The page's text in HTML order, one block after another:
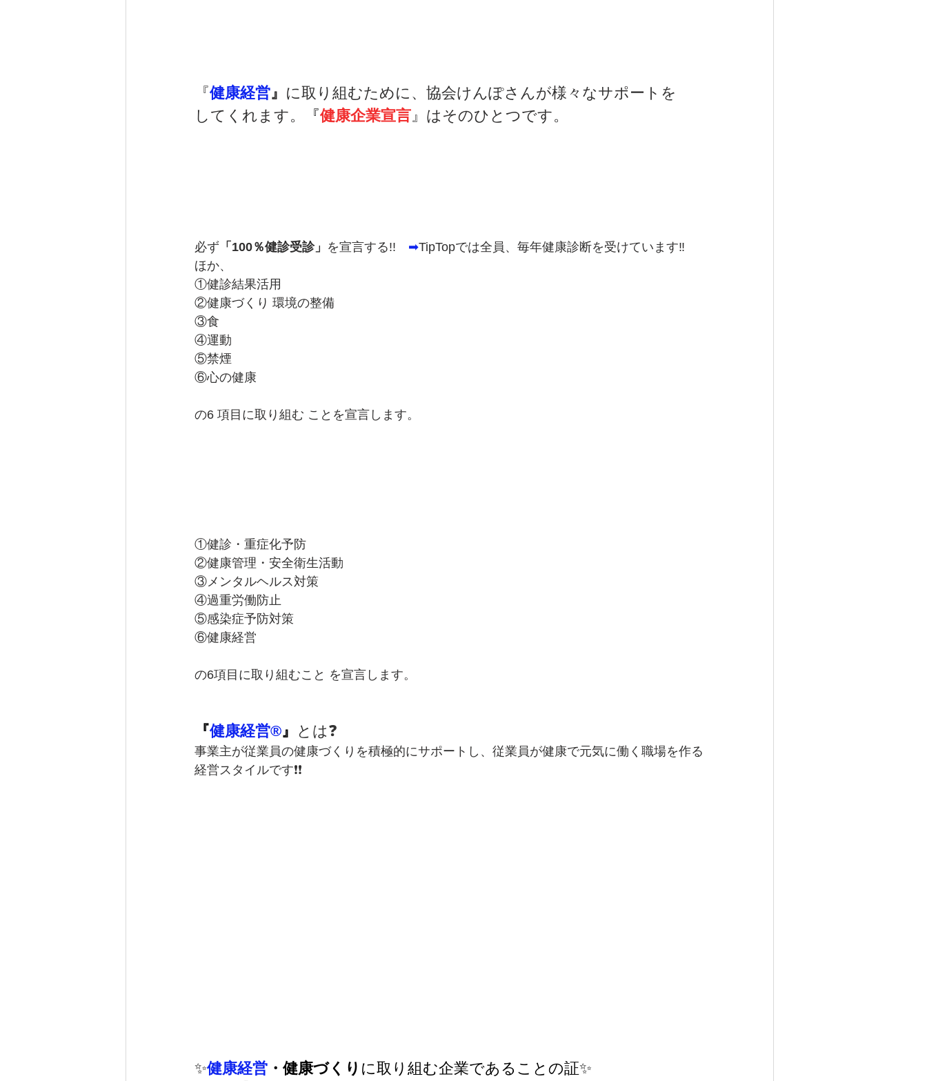
『健康経営』 に取り組むために、協会けんぽさんが様々なサポートを
してくれます。
『健康企業宣言 』はそのひとつです。
必ず 「100％健診受診」 を宣言する!! ➡TipTopでは全員、毎年健康診断を受けています‼
ほか、
①健診結果活用
②健康づくり 環境の整備
③食
④運動
⑤禁煙
⑥心の健康
の6 項目に取り組む ことを宣言します。
①健診・重症化予防
②健康管理・安全衛生活動
③メンタルヘルス対策
④過重労働防止
⑤感染症予防対策
⑥健康経営
の6項目に取り組むこと を宣言します。
『健康経営®』 とは❓
事業主が従業員の健康づくりを積極的にサポートし、従業員が健康で元気に働く職場を作る
経営スタイルです❗❗
✨健康経営 ・健康づくり に取り組む企業であることの証✨